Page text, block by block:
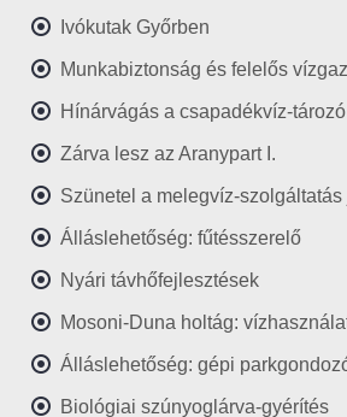
Ivókutak Győrben
Munkabiztonság és felelős
Hínárvágás a csapadékvíz-
Zárva lesz az Aranypart I.
Szünetel a melegvíz-
Álláslehetőség: fűtésszerelő
Nyári távhőfejlesztések
Mosoni-Duna holtág:
Álláslehetőség: gépi
Biológiai szúnyoglárva-gyérítés